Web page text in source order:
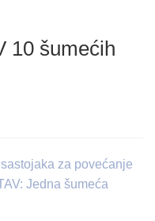
10 šumećih
za povećanje
Jedna šumeća